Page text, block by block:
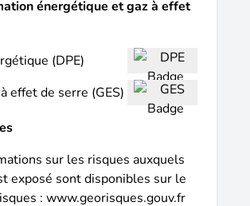
énergétique et gaz à effet
(DPE)
effet de serre (GES)
sur les risques auxquels
exposé sont disponibles sur le
: www.georisques.gouv.fr